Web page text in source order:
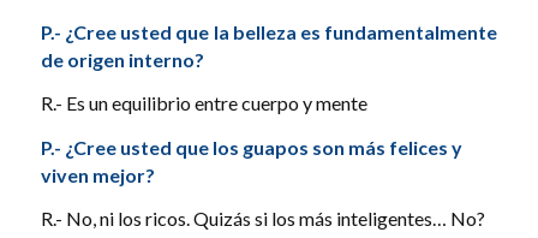
P.- ¿Cree usted que la belleza es fundamentalmente
de origen interno?
R.- Es un equilibrio entre cuerpo y mente
P.- ¿Cree usted que los guapos son más felices y
viven mejor?
R.- No, ni los ricos. Quizás si los más inteligentes… No?